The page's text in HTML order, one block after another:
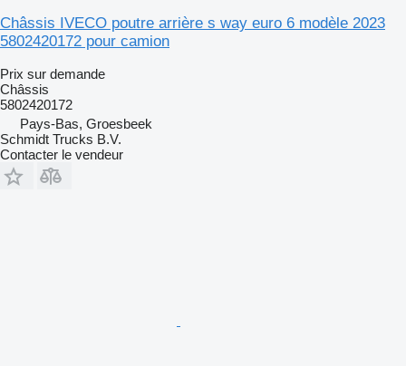
Châssis IVECO poutre arrière s way euro 6 modèle 2023
5802420172 pour camion
Prix sur demande
Châssis
5802420172
Pays-Bas, Groesbeek
Schmidt Trucks B.V.
Contacter le vendeur